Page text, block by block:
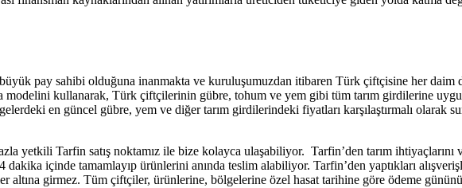
pay sahibi olduğuna inanmakta ve kuruluşumuzdan itibaren Türk çiftçisine her
kullanarak, Türk çiftçilerinin gübre, tohum ve yem gibi tüm tarım girdilerine
en güncel gübre, yem ve diğer tarım girdilerindeki fiyatları karşılaştırmalı olarak
yetkili Tarfin satış noktamız ile bize kolayca ulaşabiliyor. Tarfin’den tarım ihtiyaçlarını
dakika içinde tamamlayıp ürünlerini anında teslim alabiliyor. Tarfin’den yaptıkları
girmez. Tüm çiftçiler, ürünlerine, bölgelerine özel hasat tarihine göre ödeme